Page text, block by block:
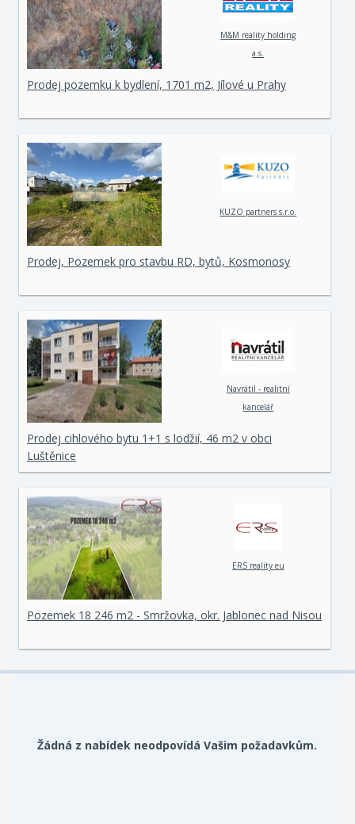
M&M reality holding
a.s.
Prodej pozemku k bydlení, 1701 m2, Jílové u Prahy
KUZO partners s.r.o.
Prodej, Pozemek pro stavbu RD, bytů, Kosmonosy
Navrátil - realitní
kancelář
Prodej cihlového bytu 1+1 s lodžií, 46 m2 v obci
Luštěnice
ERS reality eu
Pozemek 18 246 m2 - Smržovka, okr. Jablonec nad Nisou
Žádná z nabídek neodpovídá Vašim požadavkům.